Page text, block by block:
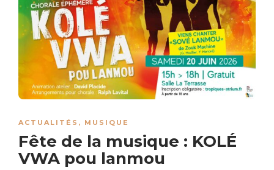
ACTUALITÉS , MUSIQUE
Fête de la musique : KOLÉ
VWA pou lanmou